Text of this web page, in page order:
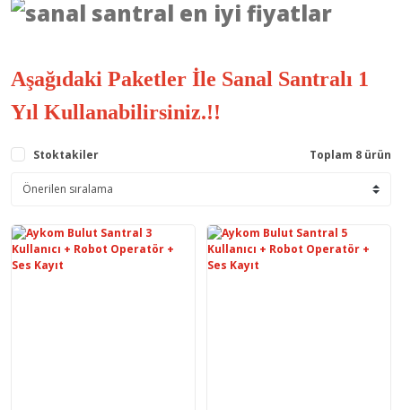
Aşağıdaki Paketler İle Sanal Santralı 1
Yıl Kullanabilirsiniz.!!
Stoktakiler Toplam 8 ürün